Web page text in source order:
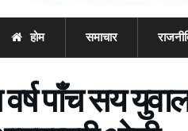
होम समाचार
पाँच सय